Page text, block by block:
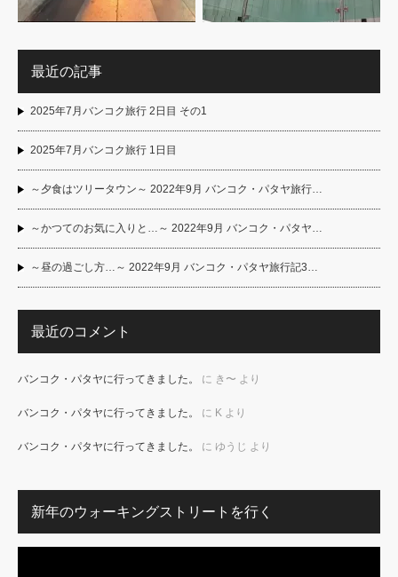
最近の記事
2025年7月バンコク旅行 2日目 その1
2025年7月バンコク旅行 1日目
～夕食はツリータウン～ 2022年9月 バンコク・パタヤ旅行…
～かつてのお気に入りと…～ 2022年9月 バンコク・パタヤ…
～昼の過ごし方…～ 2022年9月 バンコク・パタヤ旅行記3…
最近のコメント
バンコク・パタヤに行ってきました。 に き〜 より
バンコク・パタヤに行ってきました。 に K より
バンコク・パタヤに行ってきました。 に ゆうじ より
新年のウォーキングストリートを行く